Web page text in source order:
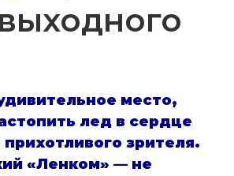
место,
лед в сердце
зрителя.
«Ленком» — не